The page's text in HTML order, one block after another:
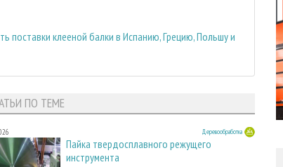
поставки клееной балки в Испанию, Грецию, Польшу и
ПО ТЕМЕ
Деревообработка
Пайка твердосплавного режущего
инструмента